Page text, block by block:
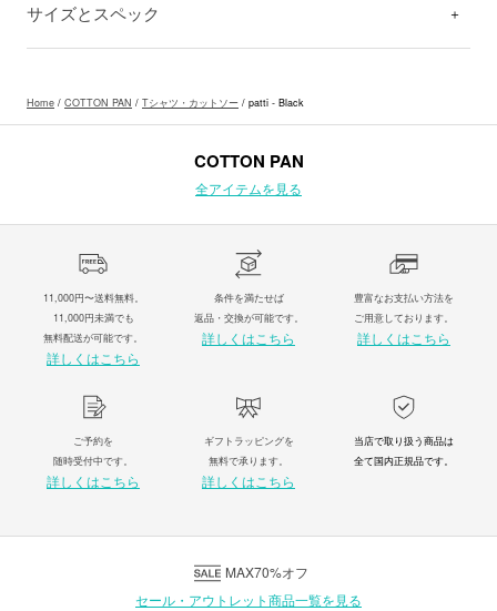
サイズとスペック
Home / COTTON PAN / Tシャツ・カットソー / patti - Black
COTTON PAN
全アイテムを見る
11,000円〜送料無料。
11,000円未満でも
無料配送が可能です。
詳しくはこちら
条件を満たせば
返品・交換が可能です。
詳しくはこちら
豊富なお支払い方法を
ご用意しております。
詳しくはこちら
ご予約を
随時受付中です。
詳しくはこちら
ギフトラッピングを
無料で承ります。
詳しくはこちら
当店で取り扱う商品は
全て国内正規品です。
MAX70%オフ
セール・アウトレット商品一覧を見る